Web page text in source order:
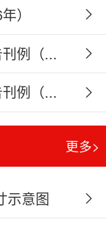
）
例（...
例（...
更多>
示意图